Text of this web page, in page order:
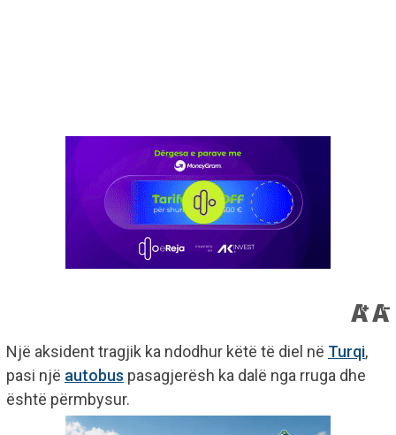
Një aksident tragjik ka ndodhur këtë të diel në Turqi,
pasi një autobus pasagjerësh ka dalë nga rruga dhe
është përmbysur.